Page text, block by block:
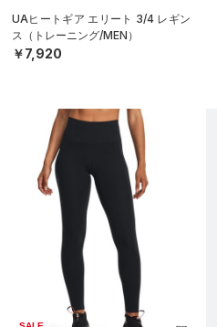
UAヒートギア エリート 3/4 レギン
ス（トレーニング/MEN）
￥7,920